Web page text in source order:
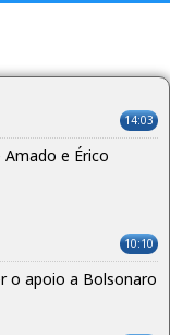
14:03
e Érico
10:10
o apoio a Bolsonaro